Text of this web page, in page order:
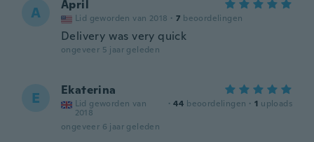
A April
Lid geworden van 2018 · 7 beoordelingen
Delivery was very quick
ongeveer 5 jaar geleden
E Ekaterina
Lid geworden van
2018
· 44 beoordelingen · 1 uploads
ongeveer 6 jaar geleden